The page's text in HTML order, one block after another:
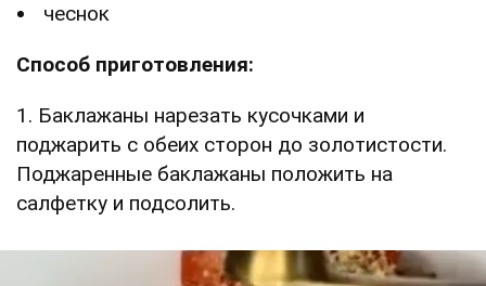
чеснок
Способ приготовления:
1. Баклажаны нарезать кусочками и
поджарить с обеих сторон до золотистости.
Поджаренные баклажаны положить на
салфетку и подсолить.